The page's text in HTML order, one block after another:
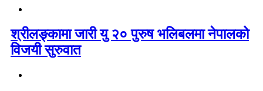
श्रीलङ्कामा जारी यु २० पुरुष भलिबलमा नेपालको
विजयी सुरुवात